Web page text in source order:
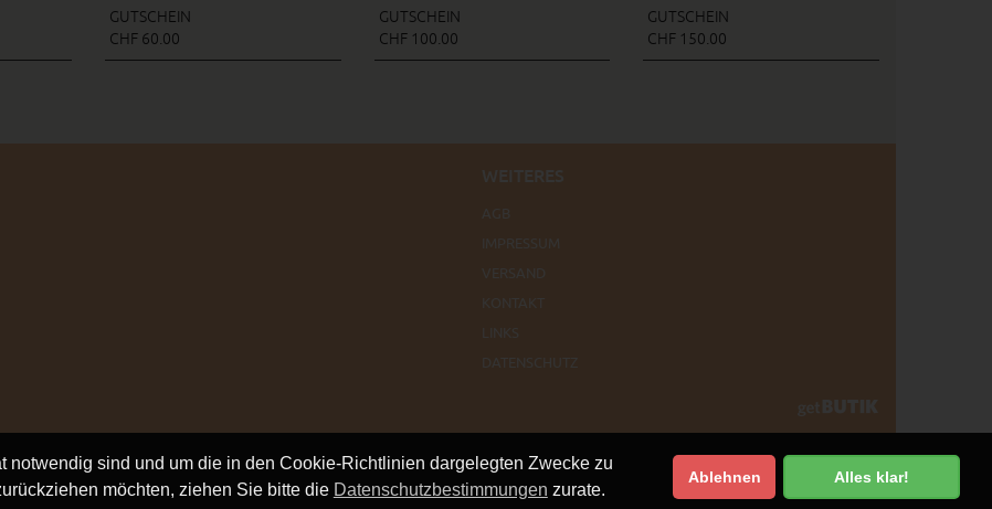
sind und um die in den Cookie-Richtlinien dargelegten Zwecke zu
möchten, ziehen Sie bitte die Datenschutzbestimmungen zurate.
Ablehnen Alles klar!
GUTSCHEIN
CHF 60.00
GUTSCHEIN
CHF 100.00
GUTSCHEIN
CHF 150.00